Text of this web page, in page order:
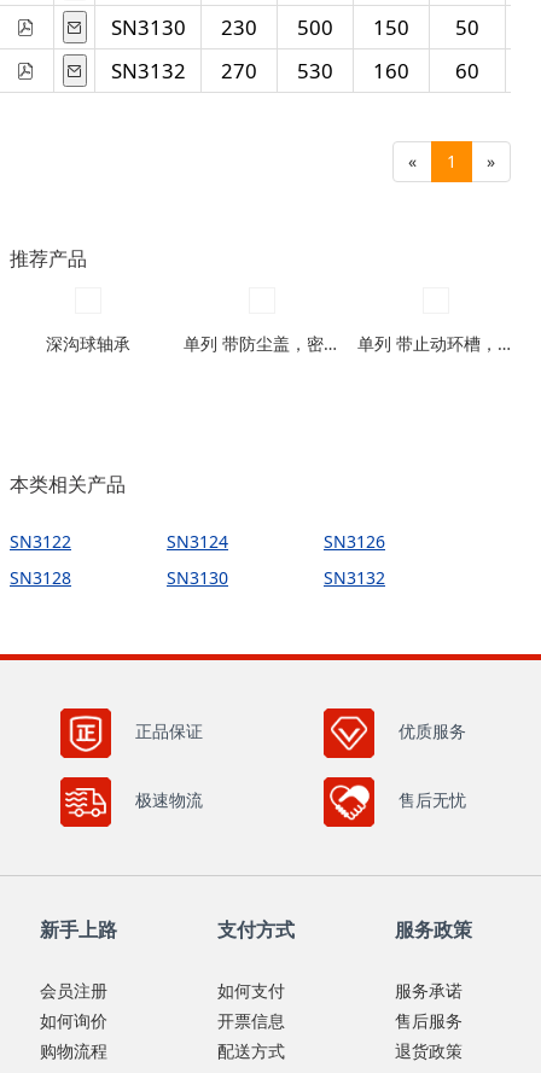
SN3130
230 500 150 50
SN3132
270 530 160 60
« 1 »
推荐产品
深沟球轴承 单列 带防尘盖，密封圈型 单列 带止动环槽，带止动环槽及防尘盖型
本类相关产品
SN3122 SN3124
SN3126
SN3128
SN3130 SN3132
正品保证 优质服务
极速物流 售后无忧
新手上路
会员注册
如何询价
购物流程
支付方式
如何支付
开票信息
配送方式
服务政策
服务承诺
售后服务
退货政策